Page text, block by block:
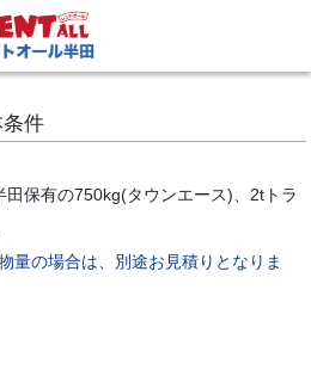
件
保有の750kg(タウンエース)、2tトラ
量の場合は、別途お見積りとなりま